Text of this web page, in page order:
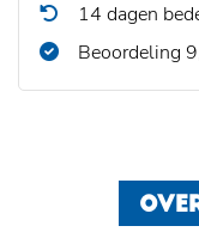
14 dagen
Beoordeling